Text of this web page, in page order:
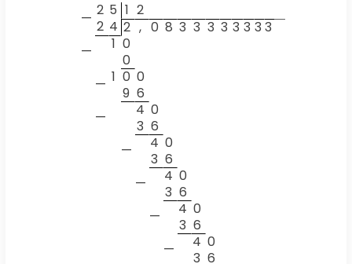
— 2 5 1 2
2 4 2 , 0 8 3 3 3 3 3 3 3 3
—
1 0
0
— 1 0 0
9 6
—
4 0
3 6
—
4 0
3 6
—
4 0
3 6
—
4 0
3 6
—
4 0
3 6